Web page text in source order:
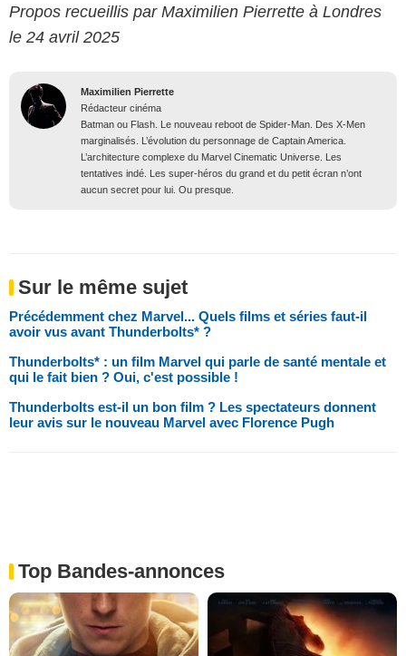
Propos recueillis par Maximilien Pierrette à Londres
le 24 avril 2025
Maximilien Pierrette
Rédacteur cinéma
Batman ou Flash. Le nouveau reboot de Spider-Man. Des X-Men
marginalisés. L’évolution du personnage de Captain America.
L’architecture complexe du Marvel Cinematic Universe. Les
tentatives indé. Les super-héros du grand et du petit écran n’ont
aucun secret pour lui. Ou presque.
Sur le même sujet
Précédemment chez Marvel... Quels films et séries faut-il
avoir vus avant Thunderbolts* ?
Thunderbolts* : un film Marvel qui parle de santé mentale et
qui le fait bien ? Oui, c'est possible !
Thunderbolts est-il un bon film ? Les spectateurs donnent
leur avis sur le nouveau Marvel avec Florence Pugh
Top Bandes-annonces